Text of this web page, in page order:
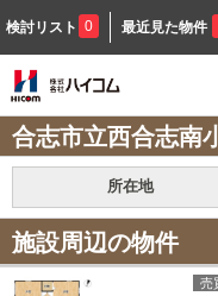
検討リスト 0 最近見た物件
合志市立西合志南
所在地
施設周辺の物件
売